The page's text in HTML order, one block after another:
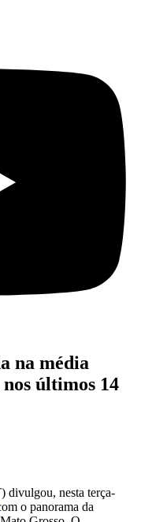
na média
nos últimos 14
divulgou, nesta terça-
o panorama da